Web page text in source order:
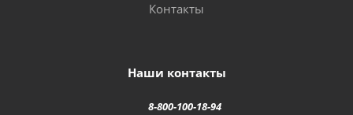
Контакты
Наши контакты
8-800-100-18-94